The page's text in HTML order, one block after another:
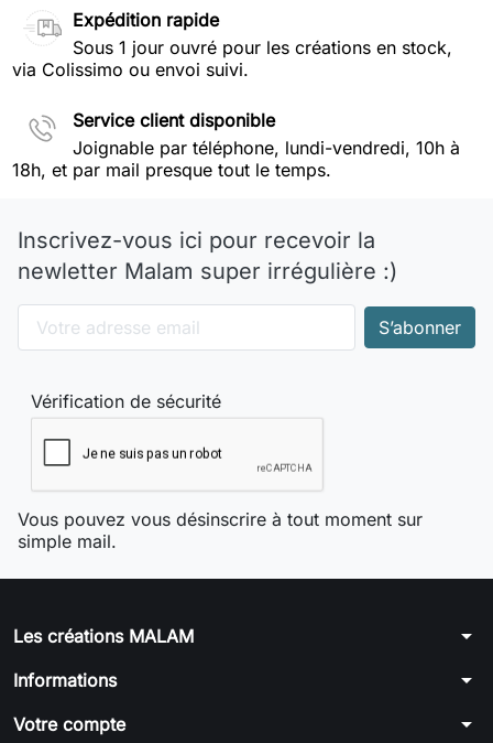
Expédition rapide
Sous 1 jour ouvré pour les créations en stock,
via Colissimo ou envoi suivi.
Service client disponible
Joignable par téléphone, lundi-vendredi, 10h à
18h, et par mail presque tout le temps.
Inscrivez-vous ici pour recevoir la
newletter Malam super irrégulière :)
Vérification de sécurité
Vous pouvez vous désinscrire à tout moment sur
simple mail.
Les créations MALAM arrow_drop_down
Informations arrow_drop_down
Votre compte arrow_drop_down